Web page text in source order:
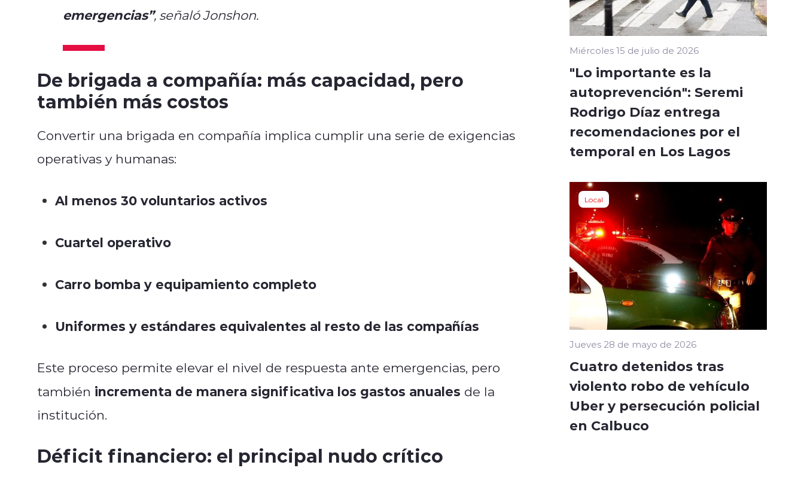
emergencias”, señaló Jonshon.
De brigada a compañía: más capacidad, pero
también más costos
Convertir una brigada en compañía implica cumplir una serie de exigencias
operativas y humanas:
Al menos 30 voluntarios activos
Cuartel operativo
Carro bomba y equipamiento completo
Uniformes y estándares equivalentes al resto de las compañías
Este proceso permite elevar el nivel de respuesta ante emergencias, pero
también incrementa de manera significativa los gastos anuales de la
institución.
Déficit financiero: el principal nudo crítico
Miércoles 15 de julio de 2026
"Lo importante es la
autoprevención": Seremi
Rodrigo Díaz entrega
recomendaciones por el
temporal en Los Lagos
Local
Jueves 28 de mayo de 2026
Cuatro detenidos tras
violento robo de vehículo
Uber y persecución policial
en Calbuco